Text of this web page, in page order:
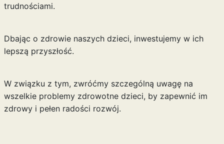
trudnościami.
Dbając o zdrowie naszych dzieci, inwestujemy w ich
lepszą przyszłość.
W związku z tym, zwróćmy szczególną uwagę na
wszelkie problemy zdrowotne dzieci, by zapewnić im
zdrowy i pełen radości rozwój.